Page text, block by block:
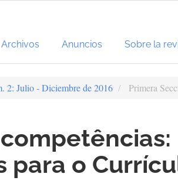
Archivos Anuncios Sobre la
2: Julio - Diciembre de 2016 Primera
para o